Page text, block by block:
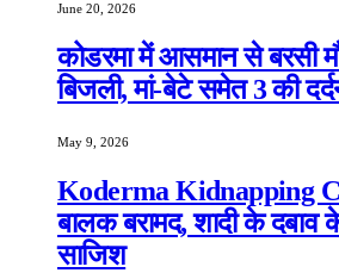
June 20, 2026
कोडरमा में आसमान से बरसी
बिजली, मां-बेटे समेत 3 की
May 9, 2026
Koderma Kidnapping
बालक बरामद, शादी के दबाव
साजिश